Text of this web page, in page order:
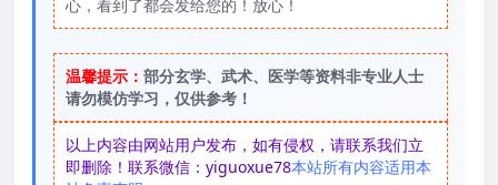
心，看到了都会发给您的！放心！
温馨提示： 部分玄学、武术、医学等资料非专业人士
请勿模仿学习，仅供参考！
以上内容由网站用户发布，如有侵权，请联系我们立
即删除！联系微信：yiguoxue78本站所有内容适用本